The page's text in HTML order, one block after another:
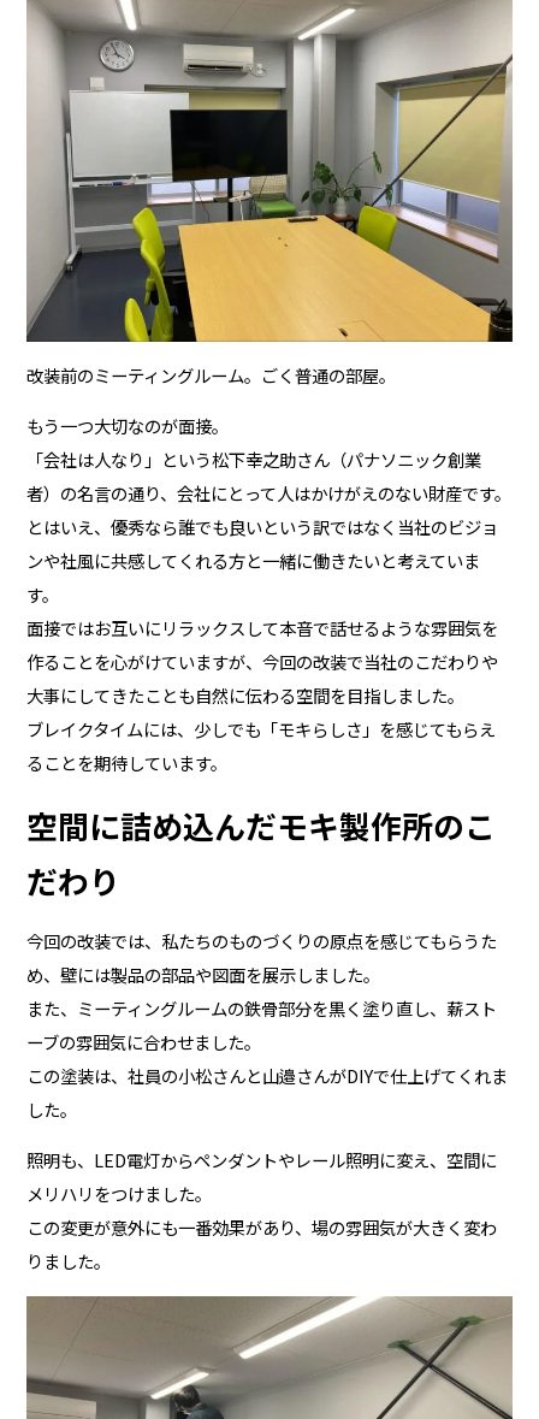
改装前のミーティングルーム。ごく普通の部屋。
もう一つ大切なのが面接。
「会社は人なり」という松下幸之助さん（パナソニック創業
者）の名言の通り、会社にとって人はかけがえのない財産です。
とはいえ、優秀なら誰でも良いという訳ではなく当社のビジョ
ンや社風に共感してくれる方と一緒に働きたいと考えていま
す。
面接ではお互いにリラックスして本音で話せるような雰囲気を
作ることを心がけていますが、今回の改装で当社のこだわりや
大事にしてきたことも自然に伝わる空間を目指しました。
ブレイクタイムには、少しでも「モキらしさ」を感じてもらえ
ることを期待しています。
空間に詰め込んだモキ製作所のこ
だわり
今回の改装では、私たちのものづくりの原点を感じてもらうた
め、壁には製品の部品や図面を展示しました。
また、ミーティングルームの鉄骨部分を黒く塗り直し、薪スト
ーブの雰囲気に合わせました。
この塗装は、社員の小松さんと山邉さんがDIYで仕上げてくれま
した。
照明も、LED電灯からペンダントやレール照明に変え、空間に
メリハリをつけました。
この変更が意外にも一番効果があり、場の雰囲気が大きく変わ
りました。